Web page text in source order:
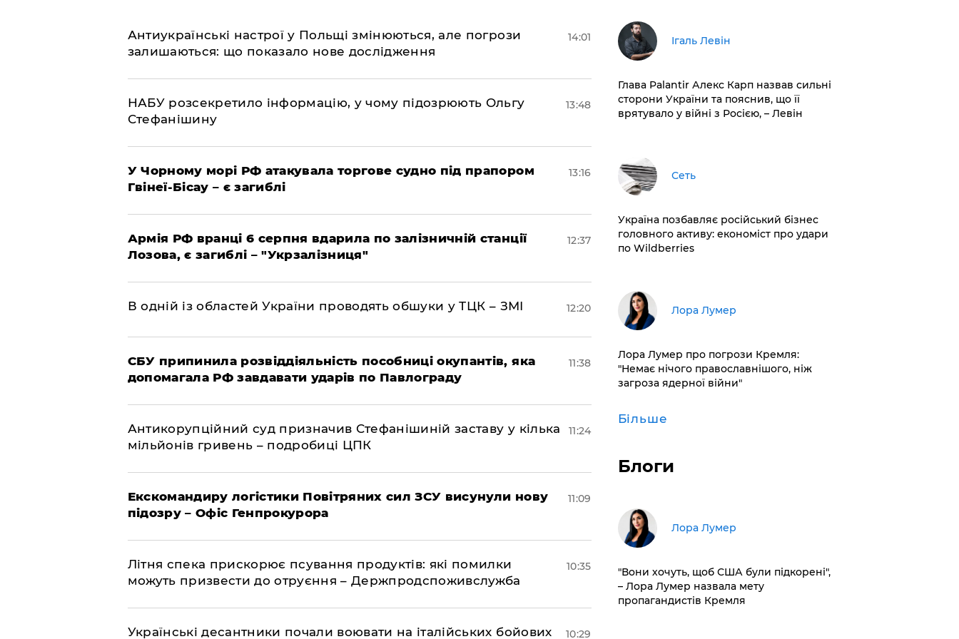
Антиукраїнські настрої у Польщі змінюються, але погрози
залишаються: що показало нове дослідження
14:01
НАБУ розсекретило інформацію, у чому підозрюють Ольгу
Стефанішину
13:48
У Чорному морі РФ атакувала торгове судно під прапором
Гвінеї-Бісау – є загиблі
13:16
Армія РФ вранці 6 серпня вдарила по залізничній станції
Лозова, є загиблі – "Укрзалізниця"
12:37
В одній із областей України проводять обшуки у ТЦК – ЗМІ 12:20
СБУ припинила розвіддіяльність пособниці окупантів, яка
допомагала РФ завдавати ударів по Павлограду
11:38
Антикорупційний суд призначив Стефанішиній заставу у кілька
мільйонів гривень – подробиці ЦПК
11:24
Екскомандиру логістики Повітряних сил ЗСУ висунули нову
підозру – Офіс Генпрокурора
11:09
Літня спека прискорює псування продуктів: які помилки
можуть призвести до отруєння – Держпродспоживслужба
10:35
Українські десантники почали воювати на італійських бойових 10:29
Ігаль Левін
Глава Palantir Алекс Карп назвав сильні
сторони України та пояснив, що її
врятувало у війні з Росією, – Левін
Сеть
​Україна позбавляє російський бізнес
головного активу: економіст про удари
по Wildberries
​Лора Лумер
Лора Лумер про погрози Кремля:
"Немає нічого православнішого, ніж
загроза ядерної війни"
Більше
Блоги
​Лора Лумер
"Вони хочуть, щоб США були підкорені",
– Лора Лумер назвала мету
пропагандистів Кремля